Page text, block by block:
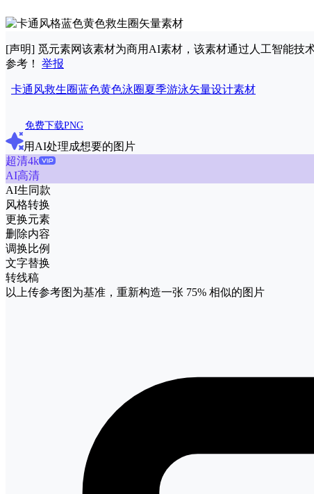
[声明] 觅元素网该素材为商用AI素材，该素材通过人工智能技
参考！ 举报
卡通风救生圈蓝色黄色泳圈夏季游泳矢量设计素材
免费下载PNG
用AI处理成想要的图片
超清4k
AI高清
AI生同款
风格转换
更换元素
删除内容
调换比例
文字替换
转线稿
以上传参考图为基准，重新构造一张 75% 相似的图片